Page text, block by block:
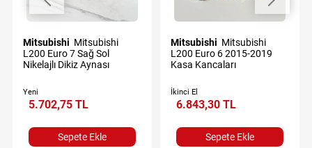
Mitsubishi
L200 Euro 7 Sağ Sol
Nikelajlı Dikiz Aynası
Yeni
5.702,75 TL
Sepete Ekle
Mitsubishi
L200 Euro 6 2015-2019
Kasa Kancaları
İkinci El
6.843,30 TL
Sepete Ekle